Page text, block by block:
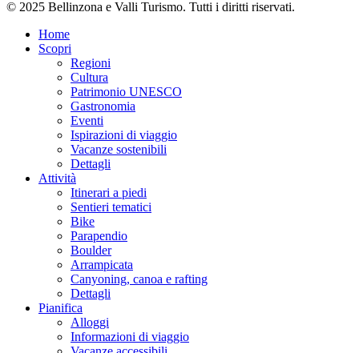
© 2025 Bellinzona e Valli Turismo. Tutti i diritti riservati.
Home
Scopri
Regioni
Cultura
Patrimonio UNESCO
Gastronomia
Eventi
Ispirazioni di viaggio
Vacanze sostenibili
Dettagli
Attività
Itinerari a piedi
Sentieri tematici
Bike
Parapendio
Boulder
Arrampicata
Canyoning, canoa e rafting
Dettagli
Pianifica
Alloggi
Informazioni di viaggio